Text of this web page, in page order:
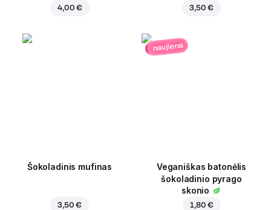
4,00 € 3,50 €
Šokoladinis mufinas
3,50 €
naujiena
Veganiškas batonėlis
šokoladinio pyrago
skonio
1,80 €